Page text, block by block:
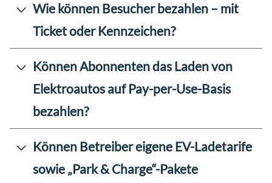
Wie können Besucher bezahlen – mit
Ticket oder Kennzeichen?
Können Abonnenten das Laden von
Elektroautos auf Pay-per-Use-Basis
bezahlen?
Können Betreiber eigene EV-Ladetarife
sowie „Park & Charge“-Pakete